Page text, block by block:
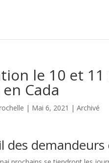
le 10 et 11
en Cada
| Mai 6, 2021 |Archivé
des